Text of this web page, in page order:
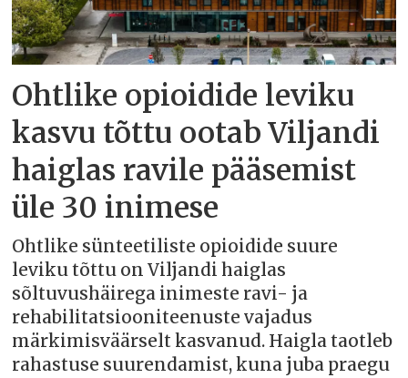
Ohtlike opioidide leviku
kasvu tõttu ootab Viljandi
haiglas ravile pääsemist
üle 30 inimese
Ohtlike sünteetiliste opioidide suure
leviku tõttu on Viljandi haiglas
sõltuvushäirega inimeste ravi- ja
rehabilitatsiooniteenuste vajadus
märkimisväärselt kasvanud. Haigla taotleb
rahastuse suurendamist, kuna juba praegu